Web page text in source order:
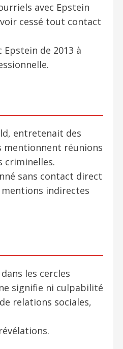
avec Epstein
cessé tout contact
de 2013 à
entretenait des
mentionnent réunions
criminelles.
sans contact direct
indirectes
les cercles
signifie ni culpabilité
relations sociales,